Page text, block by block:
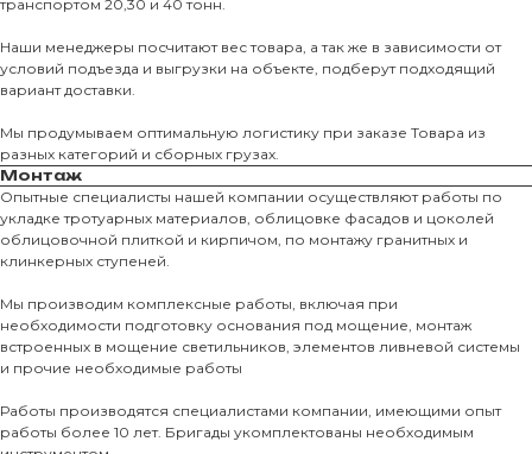
транспортом 20,30 и 40 тонн.
Наши менеджеры посчитают вес товара, а так же в зависимости от
условий подъезда и выгрузки на объекте, подберут подходящий
вариант доставки.
Мы продумываем оптимальную логистику при заказе Товара из
разных категорий и сборных грузах.
Монтаж
Опытные специалисты нашей компании осуществляют работы по
укладке тротуарных материалов, облицовке фасадов и цоколей
облицовочной плиткой и кирпичом, по монтажу гранитных и
клинкерных ступеней.
Мы производим комплексные работы, включая при
необходимости подготовку основания под мощение, монтаж
встроенных в мощение светильников, элементов ливневой системы
и прочие необходимые работы
Работы производятся специалистами компании, имеющими опыт
работы более 10 лет. Бригады укомплектованы необходимым
О КОМПАНИИ